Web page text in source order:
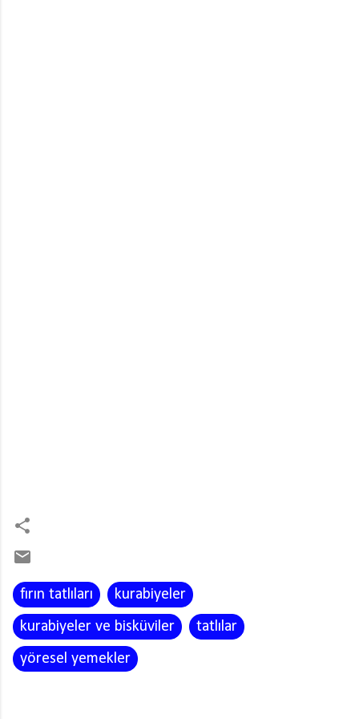
fırın tatlıları
kurabiyeler
kurabiyeler ve bisküviler
tatlılar
yöresel yemekler